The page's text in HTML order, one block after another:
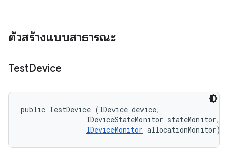
ตัวสร้างแบบสาธารณะ
TestDevice
public TestDevice (IDevice device,
                IDeviceStateMonitor stateMonitor,
IDeviceMonitor allocationMonitor)